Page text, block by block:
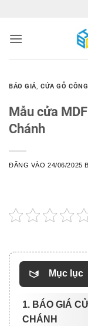
nội
BÁO GIÁ,CỬA GỖ
Mẫu cửa
Chánh
ĐĂNG VÀO24/06/2025
Mục lục
1. BÁO GIÁ
CHÁNH